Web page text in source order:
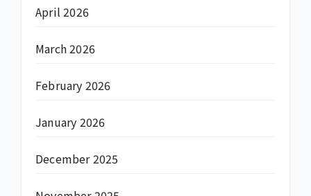
April 2026
March 2026
February 2026
January 2026
December 2025